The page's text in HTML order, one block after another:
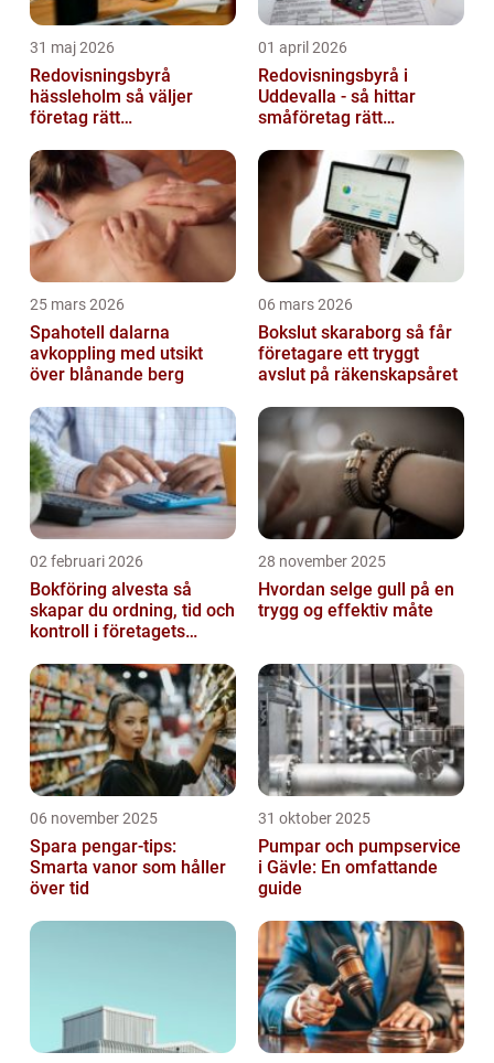
31 maj 2026
Redovisningsbyrå
hässleholm så väljer
företag rätt
01 april 2026
Redovisningsbyrå i
Uddevalla - så hittar
småföretag rätt
25 mars 2026
Spahotell dalarna
avkoppling med utsikt
över blånande berg
06 mars 2026
Bokslut skaraborg så får
företagare ett tryggt
avslut på räkenskapsåret
02 februari 2026
Bokföring alvesta så
skapar du ordning, tid och
kontroll i företagets
28 november 2025
Hvordan selge gull på en
trygg og effektiv måte
06 november 2025
Spara pengar-tips:
Smarta vanor som håller
över tid
31 oktober 2025
Pumpar och pumpservice
i Gävle: En omfattande
guide